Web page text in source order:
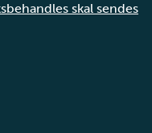
skal sendes